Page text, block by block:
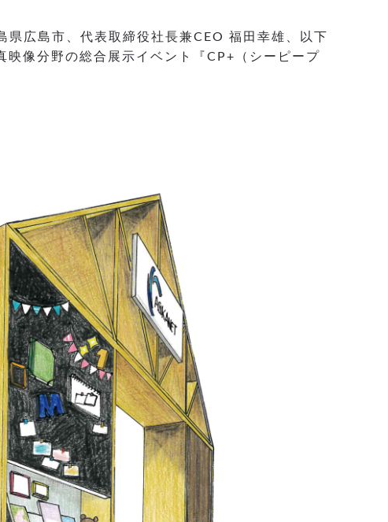
広島市、代表取締役社長兼CEO 福田幸雄、以下
像分野の総合展示イベント『CP+（シーピープ